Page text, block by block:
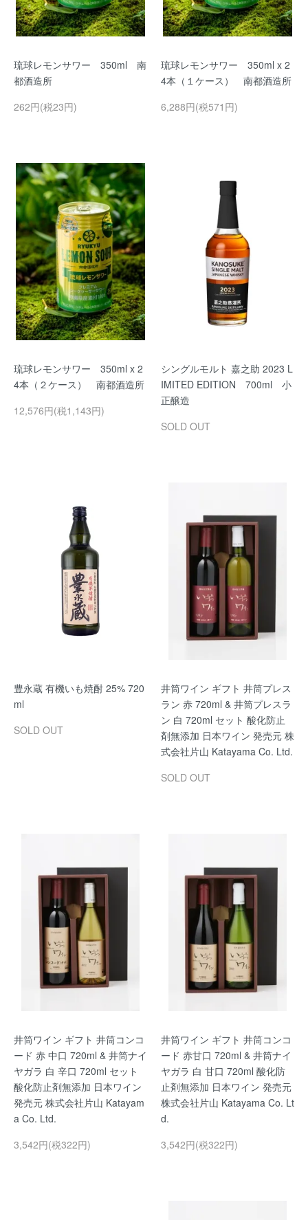
琉球レモンサワー 350ml 南
都酒造所
262円(税23円)
琉球レモンサワー 350ml x 2
4本（１ケース） 南都酒造所
6,288円(税571円)
琉球レモンサワー 350ml x 2
4本（２ケース） 南都酒造所
12,576円(税1,143円)
シングルモルト 嘉之助 2023 L
IMITED EDITION 700ml 小
正醸造
SOLD OUT
豊永蔵 有機いも焼酎 25% 720
ml
SOLD OUT
井筒ワイン ギフト 井筒プレス
ラン 赤 720ml & 井筒プレスラ
ン 白 720ml セット 酸化防止
剤無添加 日本ワイン 発売元 株
式会社片山 Katayama Co. Ltd.
SOLD OUT
井筒ワイン ギフト 井筒コンコ
ード 赤 中口 720ml & 井筒ナイ
ヤガラ 白 辛口 720ml セット
酸化防止剤無添加 日本ワイン
発売元 株式会社片山 Katayam
a Co. Ltd.
3,542円(税322円)
井筒ワイン ギフト 井筒コンコ
ード 赤甘口 720ml & 井筒ナイ
ヤガラ 白 甘口 720ml 酸化防
止剤無添加 日本ワイン 発売元
株式会社片山 Katayama Co. Lt
d.
3,542円(税322円)